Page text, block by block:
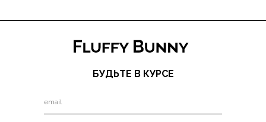
БУДЬТЕ В КУРСЕ